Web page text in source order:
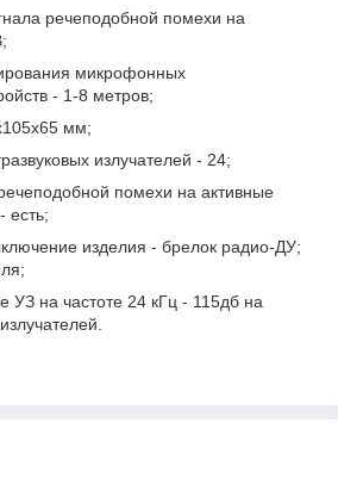
речеподобной помехи на
микрофонных
- 1-8 метров;
мм;
излучателей - 24;
помехи на активные
есть;
изделия - брелок радио-ДУ;
УЗ на частоте 24 кГц - 115дб на